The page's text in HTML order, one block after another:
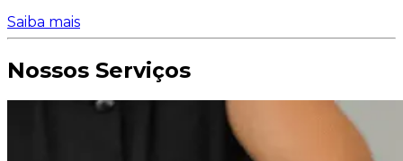
Saiba mais
Nossos Serviços